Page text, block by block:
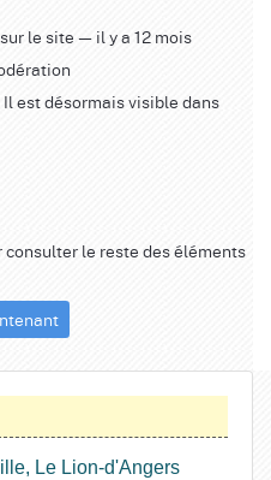
le site — il y a 12 mois
est désormais visible dans
consulter le reste des éléments
Le Lion-d'Angers